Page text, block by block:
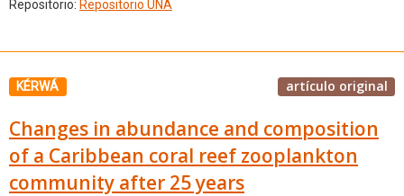
Repositorio: Repositorio UNA
KÉRWÁ artículo original
Changes in abundance and composition
of a Caribbean coral reef zooplankton
community after 25 years